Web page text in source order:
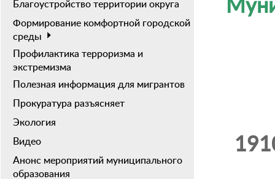
Благоустройство территории округа
Формирование комфортной городской
среды
Профилактика терроризма и
экстремизма
Полезная информация для мигрантов
Прокуратура разъясняет
Экология
Видео
Анонс мероприятий муниципального
образования